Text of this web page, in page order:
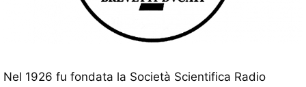
Nel 1926 fu fondata la Società Scientifica Radio